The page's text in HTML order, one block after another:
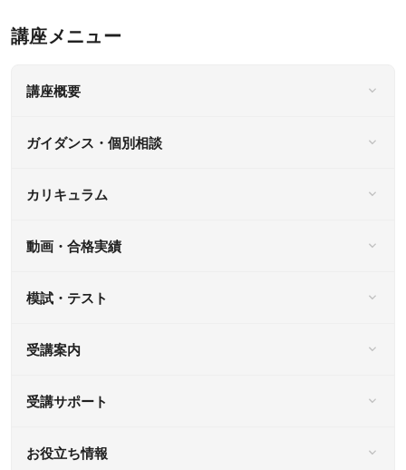
講座概要
ガイダンス・個別相談
カリキュラム
動画・合格実績
模試・テスト
受講案内
受講サポート
お役立ち情報